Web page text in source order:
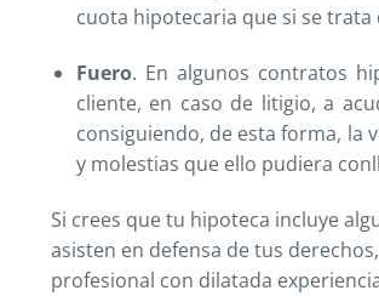
cuota hipotecaria que si se
Fuero. En algunos contratos
cliente, en caso de litigio, a
consiguiendo, de esta forma, la
y molestias que ello pudiera
Si crees que tu hipoteca incluye
asisten en defensa de tus
profesional con dilatada